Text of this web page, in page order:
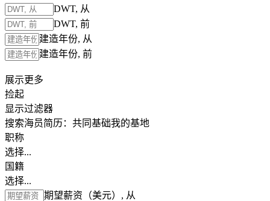
DWT, 从
DWT, 前
建造年份, 从
建造年份, 前
展示更多
捡起
显示过滤器
搜索海员简历： 共同基础我的基地
职称
选择...
国籍
选择...
期望薪资（美元）, 从